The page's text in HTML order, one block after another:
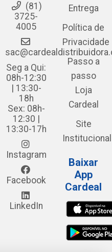
(81)
3725-
4005
Seg a Qui:
08h-12:30
| 13:30-
18h
Sex: 08h-
12:30 |
13:30-17h
Instagram
Facebook
LinkedIn
Entrega
Política de
Privacidade
Passo a
passo
Loja
Cardeal
Site
Institucional
Baixar
App
Cardeal